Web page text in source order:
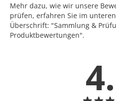
Mehr dazu, wie wir unsere
prüfen, erfahren Sie im
Überschrift: "Sammlung &
Produktbewertungen".